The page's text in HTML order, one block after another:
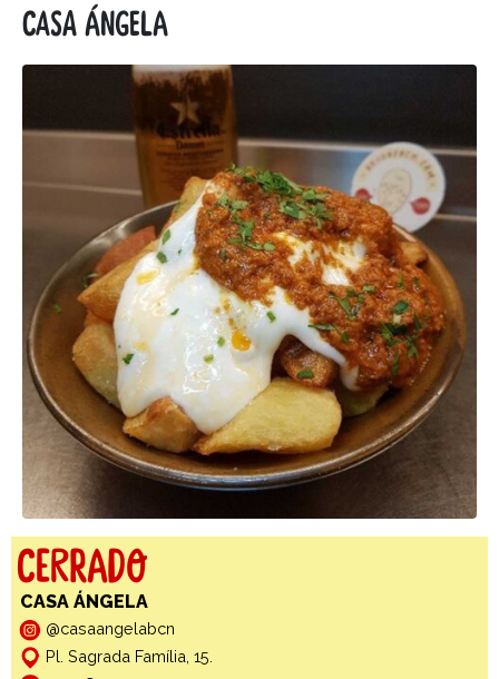
Casa Ángela
Cerrado
CASA ÁNGELA
@casaangelabcn
Pl. Sagrada Família, 15.